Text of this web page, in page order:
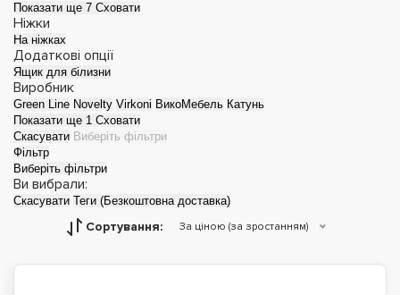
Дитячі дивани
Показати ще 7 Сховати
Ніжки
На ніжках
Додаткові опції
Ящик для білизни
Виробник
Green Line Novelty Virkoni ВикоМебель Катунь
Показати ще 1 Сховати
Скасувати Виберіть фільтри
Фільтр
Виберіть фільтри
Ви вибрали:
Скасувати Теги (Безкоштовна доставка)
Сортування: За ціною (за зростанням)